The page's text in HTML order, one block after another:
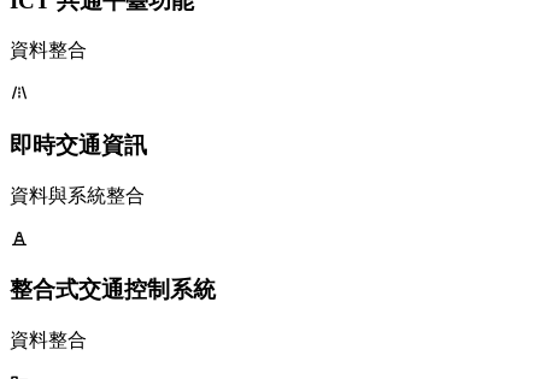
資料整合
即時交通資訊
資料與系統整合
整合式交通控制系統
資料整合